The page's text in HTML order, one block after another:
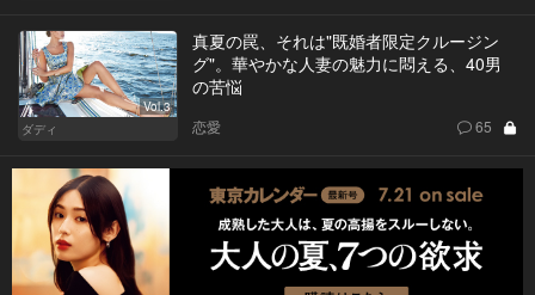
Vol.3
ダディ
真夏の罠、それは"既婚者限定クルージン
グ"。華やかな人妻の魅力に悶える、40男
の苦悩
恋愛 65